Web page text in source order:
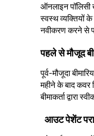
ऑनलाइन
स्‍वस्‍थ व्‍यक्‍तियों के
नवीकरण करने से
पहले से मौजूद
पूर्व-मौजूदा
महीने के बाद कवर
बीमाकर्ता द्वारा
आउट पेशेंट